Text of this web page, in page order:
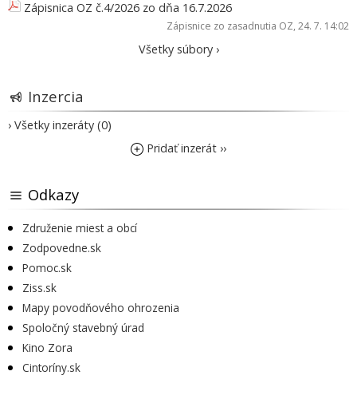
Zápisnica OZ č.4/2026 zo dňa 16.7.2026
Zápisnice zo zasadnutia OZ, 24. 7. 14:02
Všetky súbory ›
Inzercia
› Všetky inzeráty (0)
Pridať inzerát ››
Odkazy
Združenie miest a obcí
Zodpovedne.sk
Pomoc.sk
Ziss.sk
Mapy povodňového ohrozenia
Spoločný stavebný úrad
Kino Zora
Cintoríny.sk